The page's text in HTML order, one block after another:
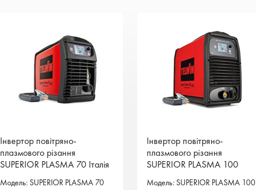
Інвертор повітряно-
плазмового різання
SUPERIOR PLASMA 70 Італія
Модель: SUPERIOR PLASMA 70
Інвертор повітряно-
плазмового різання
SUPERIOR PLASMA 70 Італія
Модель: SUPERIOR PLASMA 70
Інвертор повітряно-
плазмового різання
SUPERIOR PLASMA 100
Модель: SUPERIOR PLASMA 100
Інвертор повітряно-
плазмового різання
SUPERIOR PLASMA 100
Модель: SUPERIOR PLASMA 100